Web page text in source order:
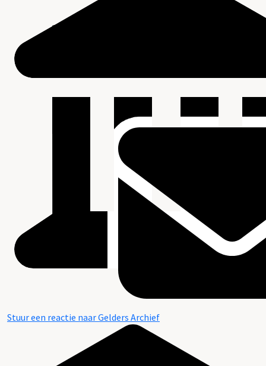
Stuur een reactie naar Gelders Archief